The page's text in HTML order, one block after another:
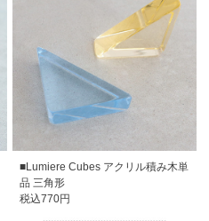
■Lumiere Cubes アクリル積み木単
品 三角形
税込770円